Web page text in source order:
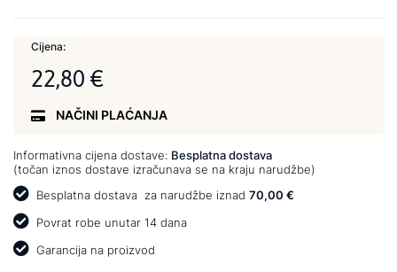
Cijena:
22,80 €
NAČINI PLAĆANJA
Informativna cijena dostave: Besplatna dostava
(točan iznos dostave izračunava se na kraju narudžbe)
Besplatna dostava za narudžbe iznad 70,00 €
Povrat robe unutar 14 dana
Garancija na proizvod